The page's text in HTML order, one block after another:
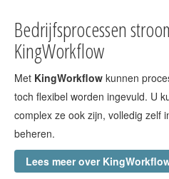
Bedrijfsprocessen
KingWorkflow
Met KingWorkflow kunnen
toch flexibel worden ingevuld. U
complex ze ook zijn, volledig zelf
beheren.
Lees meer over